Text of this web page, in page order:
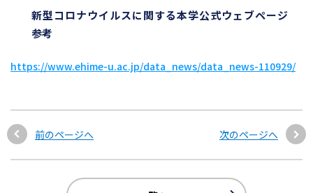
新型コロナウイルスに関する本学公式ウェブページ
参考
https://www.ehime-u.ac.jp/data_news/data_news-110929/
前のページへ 次のページへ